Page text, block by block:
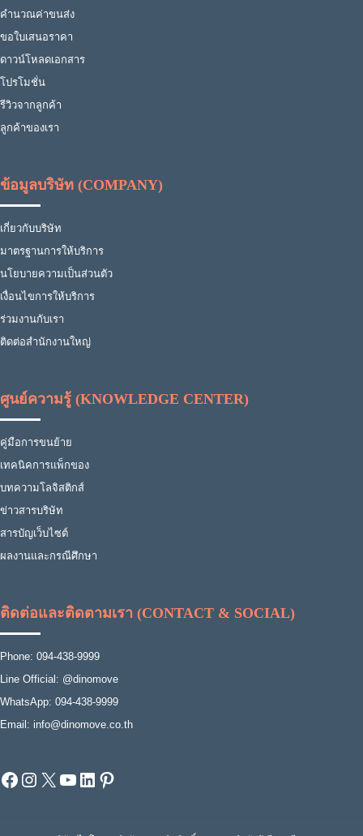
คำนวณค่าขนส่ง
ขอใบเสนอราคา
ดาวน์โหลดเอกสาร
โปรโมชั่น
รีวิวจากลูกค้า
ลูกค้าของเรา
ข้อมูลบริษัท (COMPANY)
เกี่ยวกับบริษัท
มาตรฐานการให้บริการ
นโยบายความเป็นส่วนตัว
เงื่อนไขการให้บริการ
ร่วมงานกับเรา
ติดต่อสำนักงานใหญ่
ศูนย์ความรู้ (KNOWLEDGE CENTER)
คู่มือการขนย้าย
เทคนิคการแพ็กของ
บทความโลจิสติกส์
ข่าวสารบริษัท
สารบัญเว็บไซต์
ผลงานและกรณีศึกษา
ติดต่อและติดตามเรา (CONTACT & SOCIAL)
Phone: 094-438-9999
Line Official: @dinomove
WhatsApp: 094-438-9999
Email: info@dinomove.co.th
Facebook
Instagram
X YouTube
LinkedIn
Pinterest